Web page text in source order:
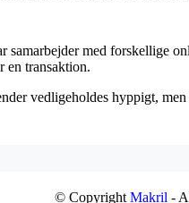
samarbejder med forskellige
en transaktion.
vedligeholdes hyppigt,
© Copyright Makril -